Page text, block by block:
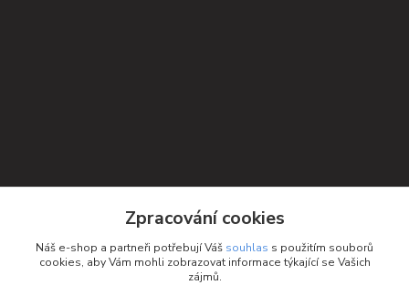
Petra Michniková
Zpracování cookies
Náš e-shop a partneři potřebují Váš souhlas s použitím souborů
cookies, aby Vám mohli zobrazovat informace týkající se Vašich
zájmů.